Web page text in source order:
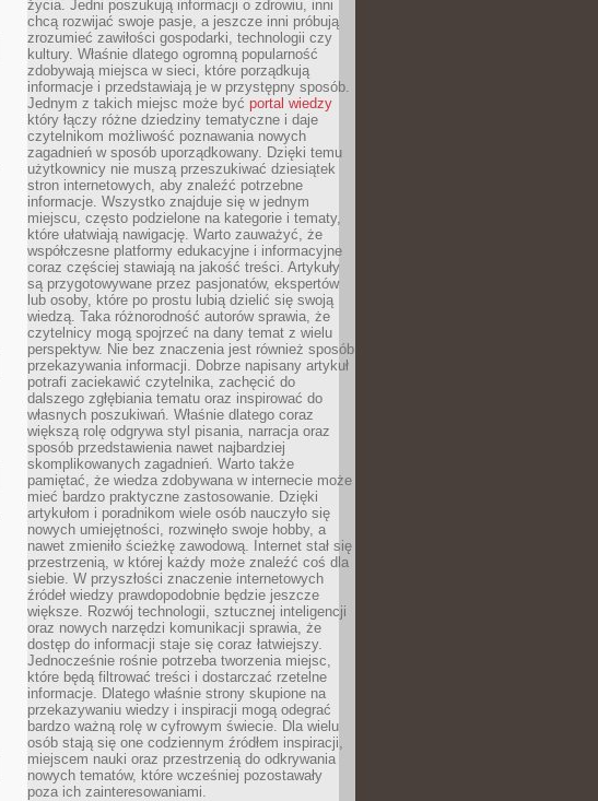
życia. Jedni poszukują informacji o zdrowiu, inni
chcą rozwijać swoje pasje, a jeszcze inni próbują
zrozumieć zawiłości gospodarki, technologii czy
kultury. Właśnie dlatego ogromną popularność
zdobywają miejsca w sieci, które porządkują
informacje i przedstawiają je w przystępny sposób.
Jednym z takich miejsc może być portal wiedzy
który łączy różne dziedziny tematyczne i daje
czytelnikom możliwość poznawania nowych
zagadnień w sposób uporządkowany. Dzięki temu
użytkownicy nie muszą przeszukiwać dziesiątek
stron internetowych, aby znaleźć potrzebne
informacje. Wszystko znajduje się w jednym
miejscu, często podzielone na kategorie i tematy,
które ułatwiają nawigację. Warto zauważyć, że
współczesne platformy edukacyjne i informacyjne
coraz częściej stawiają na jakość treści. Artykuły
są przygotowywane przez pasjonatów, ekspertów
lub osoby, które po prostu lubią dzielić się swoją
wiedzą. Taka różnorodność autorów sprawia, że
czytelnicy mogą spojrzeć na dany temat z wielu
perspektyw. Nie bez znaczenia jest również sposób
przekazywania informacji. Dobrze napisany artykuł
potrafi zaciekawić czytelnika, zachęcić do
dalszego zgłębiania tematu oraz inspirować do
własnych poszukiwań. Właśnie dlatego coraz
większą rolę odgrywa styl pisania, narracja oraz
sposób przedstawienia nawet najbardziej
skomplikowanych zagadnień. Warto także
pamiętać, że wiedza zdobywana w internecie może
mieć bardzo praktyczne zastosowanie. Dzięki
artykułom i poradnikom wiele osób nauczyło się
nowych umiejętności, rozwinęło swoje hobby, a
nawet zmieniło ścieżkę zawodową. Internet stał się
przestrzenią, w której każdy może znaleźć coś dla
siebie. W przyszłości znaczenie internetowych
źródeł wiedzy prawdopodobnie będzie jeszcze
większe. Rozwój technologii, sztucznej inteligencji
oraz nowych narzędzi komunikacji sprawia, że
dostęp do informacji staje się coraz łatwiejszy.
Jednocześnie rośnie potrzeba tworzenia miejsc,
które będą filtrować treści i dostarczać rzetelne
informacje. Dlatego właśnie strony skupione na
przekazywaniu wiedzy i inspiracji mogą odegrać
bardzo ważną rolę w cyfrowym świecie. Dla wielu
osób stają się one codziennym źródłem inspiracji,
miejscem nauki oraz przestrzenią do odkrywania
nowych tematów, które wcześniej pozostawały
poza ich zainteresowaniami.